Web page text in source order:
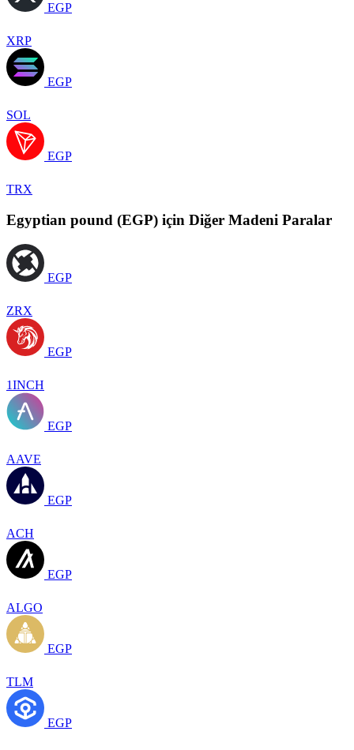
EGP
XRP
EGP
SOL
EGP
TRX
Egyptian pound (EGP) için Diğer Madeni Paralar
EGP
ZRX
EGP
1INCH
EGP
AAVE
EGP
ACH
EGP
ALGO
EGP
TLM
EGP